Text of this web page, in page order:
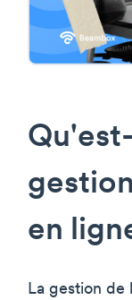
en
La gestion de